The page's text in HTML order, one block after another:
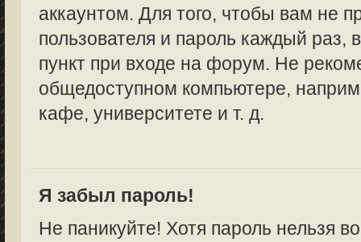
аккаунтом. Для того, чтобы вам не
пользователя и пароль каждый
пункт при входе на форум. Не
общедоступном компьютере,
кафе, университете и т. д.
Я забыл пароль!
Не паникуйте! Хотя пароль нельзя